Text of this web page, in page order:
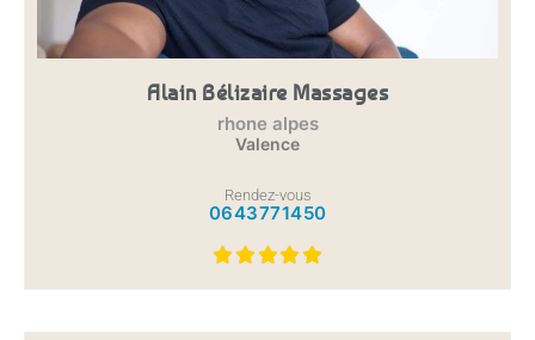
Alain Bélizaire Massages
rhone alpes
Valence
Rendez-vous
0643771450